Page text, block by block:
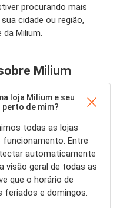
procurando mais
cidade ou região,
Milium.
Milium
loja Milium e seu
de mim?
todas as lojas
Entre
automaticamente
visão geral de todas as
que o horário de
feriados e domingos.